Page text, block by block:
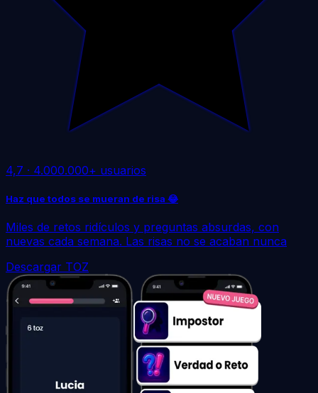
4,7 · 4.000.000+ usuarios
Haz que todos se mueran de risa 😂
Miles de retos ridículos y preguntas absurdas, con
nuevas cada semana. Las risas no se acaban nunca
Descargar TOZ